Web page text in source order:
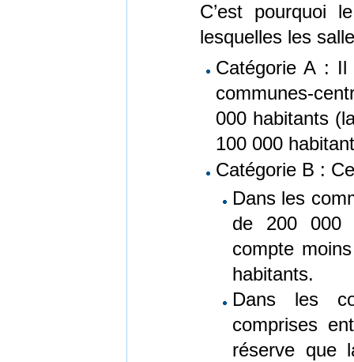
C’est pourquoi
lesquelles les
Catégorie A : Il
communes-
000 habitants
100 000
Catégorie B :
Dans les
de 200 000
compte
habitants.
Dans les
comprises
réserve que